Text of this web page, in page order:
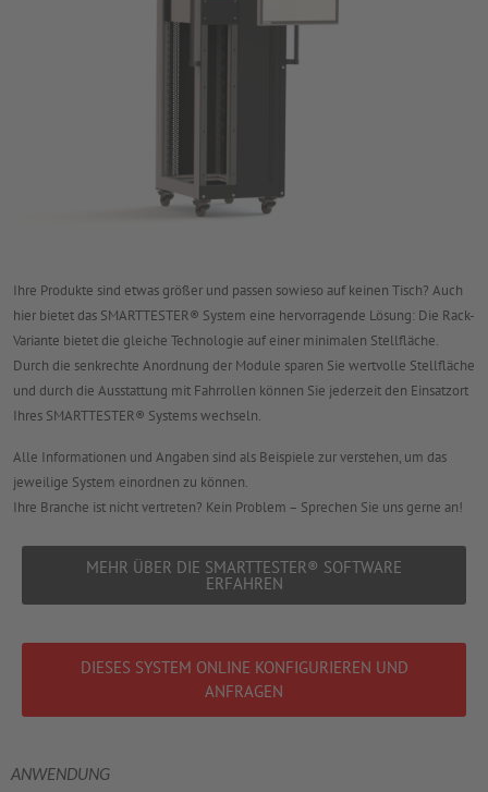
Ihre Produkte sind etwas größer und passen sowieso auf keinen Tisch? Auch
hier bietet das SMARTTESTER® System eine hervorragende Lösung: Die Rack-
Variante bietet die gleiche Technologie auf einer minimalen Stellfläche.
Durch die senkrechte Anordnung der Module sparen Sie wertvolle Stellfläche
und durch die Ausstattung mit Fahrrollen können Sie jederzeit den Einsatzort
Ihres SMARTTESTER® Systems wechseln.
Alle Informationen und Angaben sind als Beispiele zur verstehen, um das
jeweilige System einordnen zu können.
Ihre Branche ist nicht vertreten? Kein Problem – Sprechen Sie uns gerne an!
MEHR ÜBER DIE SMARTTESTER® SOFTWARE
ERFAHREN
DIESES SYSTEM ONLINE KONFIGURIEREN UND
ANFRAGEN
ANWENDUNG